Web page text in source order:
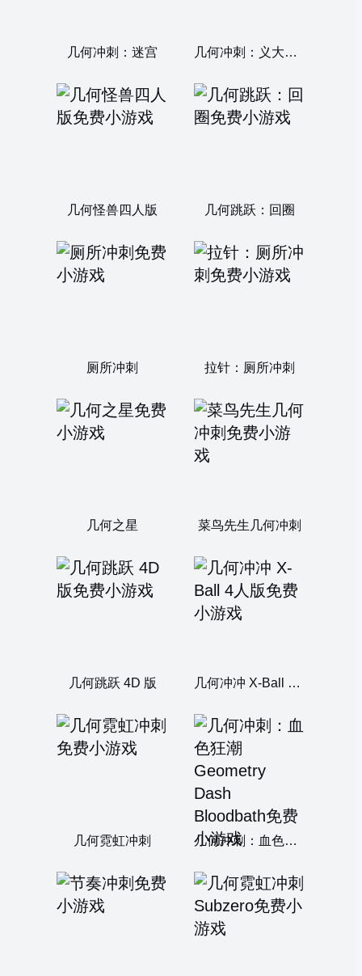
几何冲刺：迷宫 几何冲刺：义大利脑腐动物
几何怪兽四人版 几何跳跃：回圈
厕所冲刺 拉针：厕所冲刺
几何之星 菜鸟先生几何冲刺
几何跳跃 4D 版 几何冲冲 X-Ball 4人版
几何霓虹冲刺 几何冲刺：血色狂潮 Geometry Dash Bloodbath